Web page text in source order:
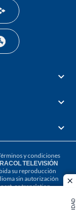
y condiciones
TELEVISIÓN
su reproducción
sin autorización
or translation